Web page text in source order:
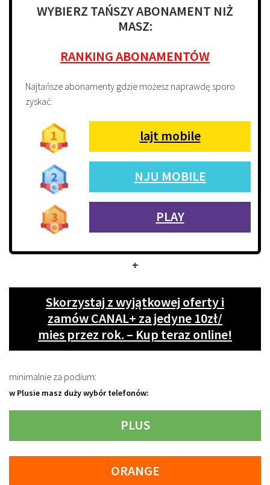
WYBIERZ TAŃSZY ABONAMENT NIŻ
MASZ:
RANKING ABONAMENTÓW
Najtańsze abonamenty gdzie możesz naprawdę sporo
zyskać:
lajt mobile
NJU MOBILE
PLAY
+
Skorzystaj z wyjątkowej oferty i
zamów CANAL+ za jedyne 10zł/
mies przez rok. – Kup teraz online!
minimalnie za podium:
w Plusie masz duży wybór telefonów:
PLUS
ORANGE